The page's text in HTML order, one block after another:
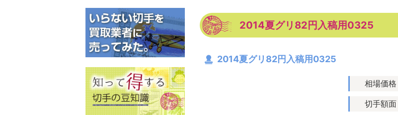
2014夏グリ82円入稿用0325
2014夏グリ82円入稿用0325
相場価格
切手額面